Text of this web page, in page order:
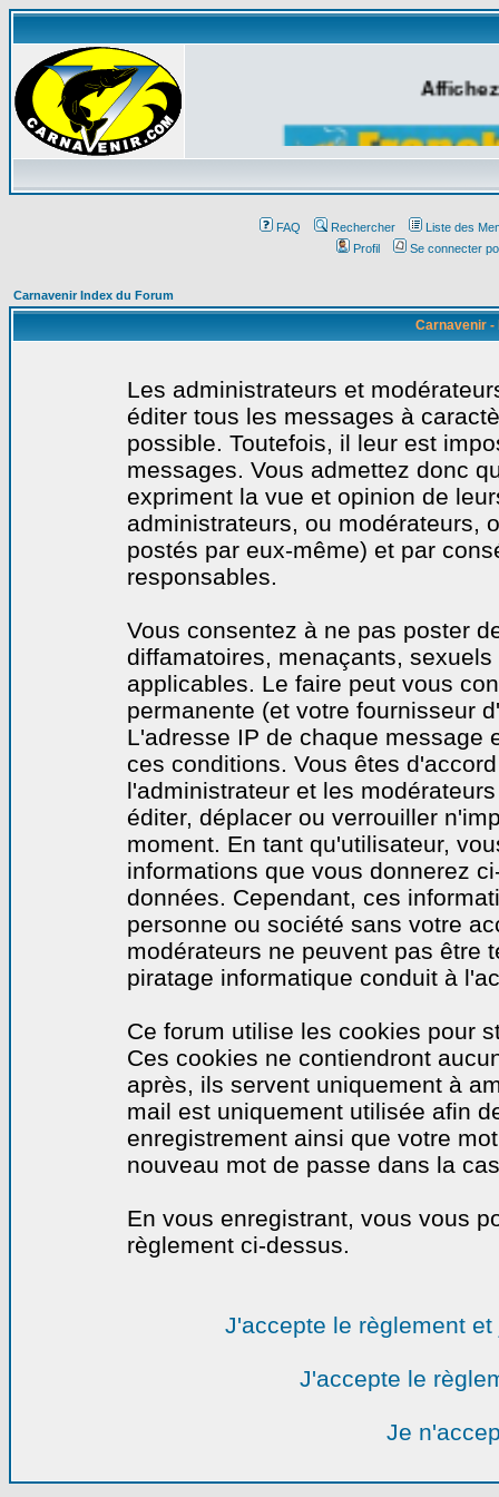
FAQ Rechercher
Liste des
Profil
Se connecter
Carnavenir Index du Forum
Carnavenir -
Les administrateurs et
éditer tous les messages à
possible. Toutefois, il leur est
messages. Vous admettez donc
expriment la vue et opinion de
administrateurs, ou modérateurs,
postés par eux-même) et par
responsables.
Vous consentez à ne pas poster
diffamatoires, menaçants,
applicables. Le faire peut vous
permanente (et votre fournisseur
L'adresse IP de chaque message
ces conditions. Vous êtes
l'administrateur et les
éditer, déplacer ou verrouiller
moment. En tant qu'utilisateur,
informations que vous donnerez
données. Cependant, ces
personne ou société sans votre
modérateurs ne peuvent pas être
piratage informatique conduit à
Ce forum utilise les cookies pour
Ces cookies ne contiendront
après, ils servent uniquement à
mail est uniquement utilisée afin
enregistrement ainsi que votre
nouveau mot de passe dans la
En vous enregistrant, vous vous
règlement ci-dessus.
J'accepte le règlement
J'accepte le
Je